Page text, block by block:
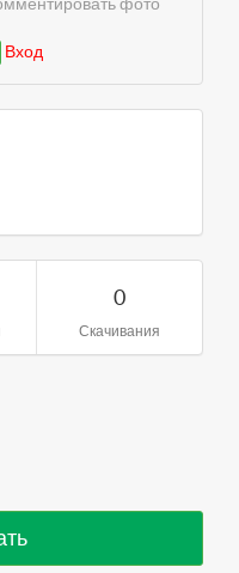
Вход
0
Скачивания